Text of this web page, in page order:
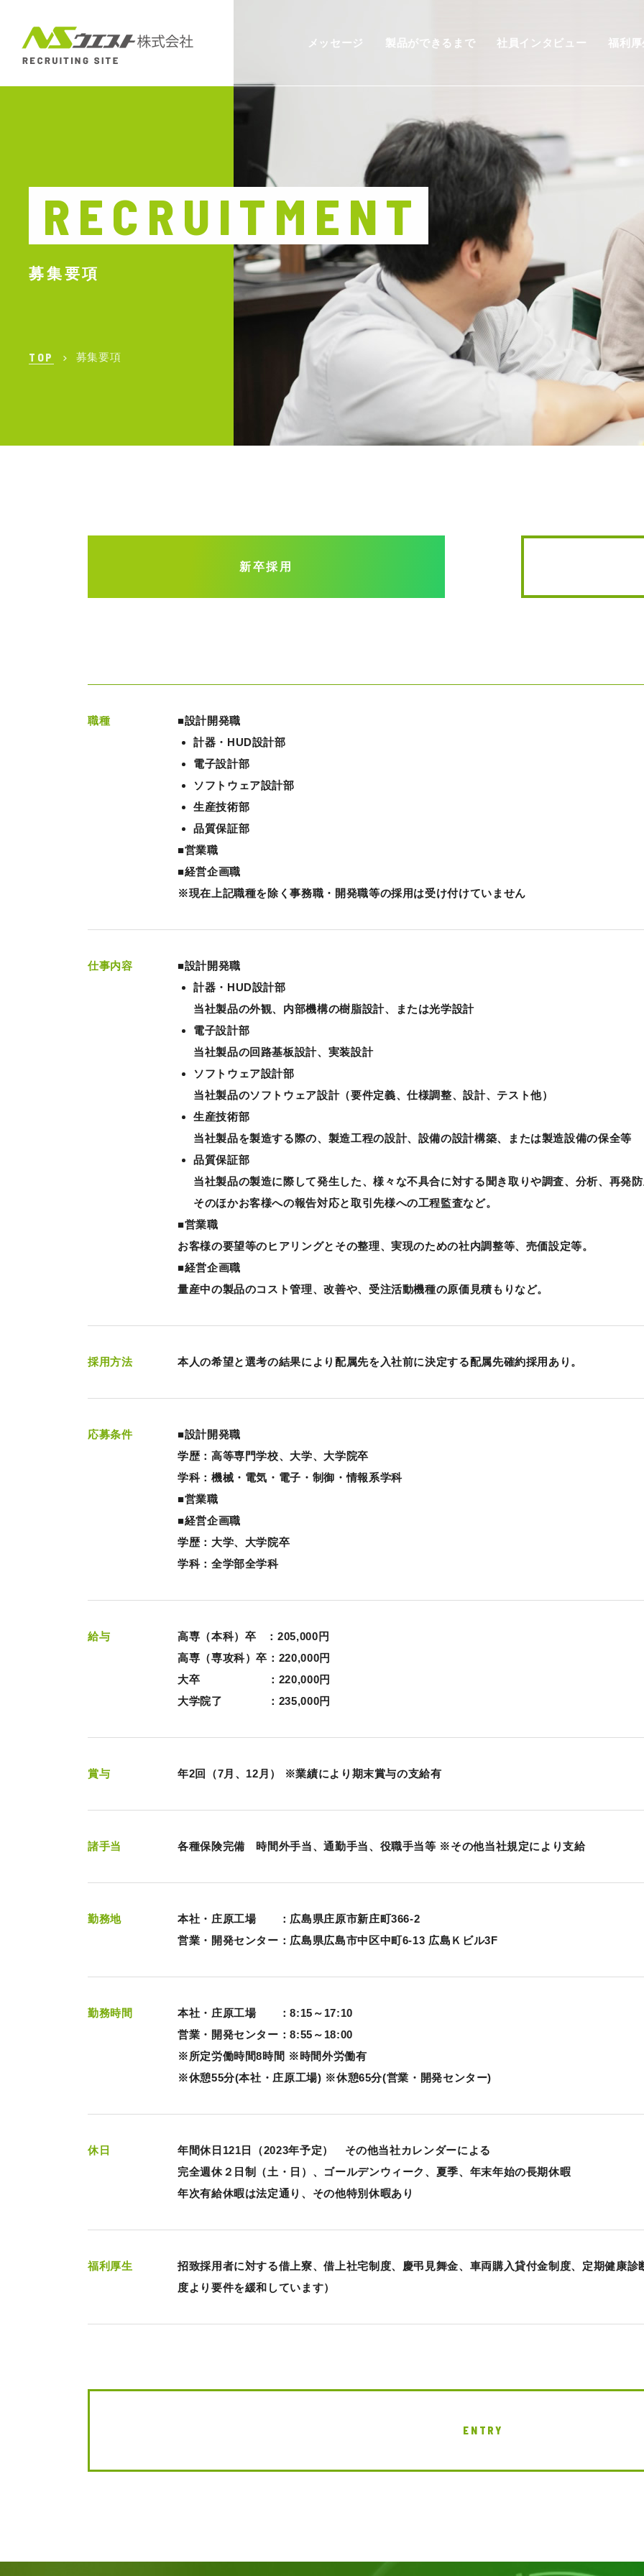
メッセージ 製品ができるまで 社員インタビュー 福利
RECRUITMENT
募集要項
TOP 募集要項
新卒採用
職種
■設計開発職
計器・HUD設計部
電子設計部
ソフトウェア設計部
生産技術部
品質保証部
■営業職
■経営企画職
※現在上記職種を除く事務職・開発職等の採用は受け付けていません
仕事内容
■設計開発職
計器・HUD設計部
当社製品の外観、内部機構の樹脂設計、または光学設計
電子設計部
当社製品の回路基板設計、実装設計
ソフトウェア設計部
当社製品のソフトウェア設計（要件定義、仕様調整、設計、テスト他）
生産技術部
当社製品を製造する際の、製造工程の設計、設備の設計構築、または製造設備の保全等
品質保証部
当社製品の製造に際して発生した、様々な不具合に対する聞き取りや調査、分析、再発
そのほかお客様への報告対応と取引先様への工程監査など。
■営業職
お客様の要望等のヒアリングとその整理、実現のための社内調整等、売価設定等。
■経営企画職
量産中の製品のコスト管理、改善や、受注活動機種の原価見積もりなど。
採用方法 本人の希望と選考の結果により配属先を入社前に決定する配属先確約採用あり。
応募条件
■設計開発職
学歴：高等専門学校、大学、大学院卒
学科：機械・電気・電子・制御・情報系学科
■営業職
■経営企画職
学歴：大学、大学院卒
学科：全学部全学科
給与
高専（本科）卒 ：205,000円
高専（専攻科）卒：220,000円
大卒 ：220,000円
大学院了 ：235,000円
賞与 年2回（7月、12月） ※業績により期末賞与の支給有
諸手当 各種保険完備 時間外手当、通勤手当、役職手当等 ※その他当社規定により支給
勤務地
本社・庄原工場 ：広島県庄原市新庄町366-2
営業・開発センター：広島県広島市中区中町6-13 広島Ｋビル3F
勤務時間
本社・庄原工場 ：8:15～17:10
営業・開発センター：8:55～18:00
※所定労働時間8時間 ※時間外労働有
※休憩55分(本社・庄原工場) ※休憩65分(営業・開発センター)
休日
年間休日121日（2023年予定） その他当社カレンダーによる
完全週休２日制（土・日）、ゴールデンウィーク、夏季、年末年始の長期休暇
年次有給休暇は法定通り、その他特別休暇あり
福利厚生
招致採用者に対する借上寮、借上社宅制度、慶弔見舞金、車両購入貸付金制度、定期健康
度より要件を緩和しています）
ENTRY